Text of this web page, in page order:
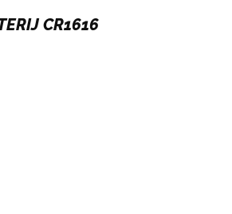
CR1616